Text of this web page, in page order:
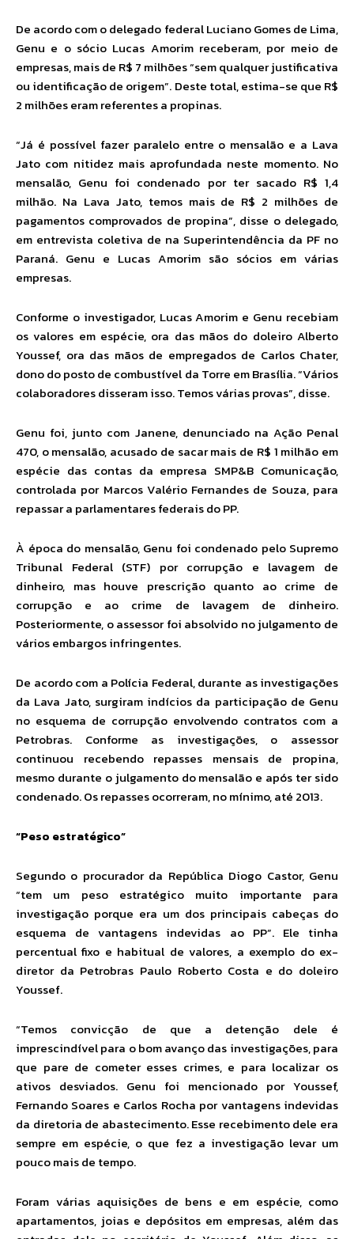
De acordo com o delegado federal Luciano Gomes de Lima,
Genu e o sócio Lucas Amorim receberam, por meio de
empresas, mais de R$ 7 milhões “sem qualquer justificativa
ou identificação de origem”. Deste total, estima-se que R$
2 milhões eram referentes a propinas.
“Já é possível fazer paralelo entre o mensalão e a Lava
Jato com nitidez mais aprofundada neste momento. No
mensalão, Genu foi condenado por ter sacado R$ 1,4
milhão. Na Lava Jato, temos mais de R$ 2 milhões de
pagamentos comprovados de propina”, disse o delegado,
em entrevista coletiva de na Superintendência da PF no
Paraná. Genu e Lucas Amorim são sócios em várias
empresas.
Conforme o investigador, Lucas Amorim e Genu recebiam
os valores em espécie, ora das mãos do doleiro Alberto
Youssef, ora das mãos de empregados de Carlos Chater,
dono do posto de combustível da Torre em Brasília. “Vários
colaboradores disseram isso. Temos várias provas”, disse.
Genu foi, junto com Janene, denunciado na Ação Penal
470, o mensalão, acusado de sacar mais de R$ 1 milhão em
espécie das contas da empresa SMP&B Comunicação,
controlada por Marcos Valério Fernandes de Souza, para
repassar a parlamentares federais do PP.
À época do mensalão, Genu foi condenado pelo Supremo
Tribunal Federal (STF) por corrupção e lavagem de
dinheiro, mas houve prescrição quanto ao crime de
corrupção e ao crime de lavagem de dinheiro.
Posteriormente, o assessor foi absolvido no julgamento de
vários embargos infringentes.
De acordo com a Polícia Federal, durante as investigações
da Lava Jato, surgiram indícios da participação de Genu
no esquema de corrupção envolvendo contratos com a
Petrobras. Conforme as investigações, o assessor
continuou recebendo repasses mensais de propina,
mesmo durante o julgamento do mensalão e após ter sido
condenado. Os repasses ocorreram, no mínimo, até 2013.
“Peso estratégico”
Segundo o procurador da República Diogo Castor, Genu
“tem um peso estratégico muito importante para
investigação porque era um dos principais cabeças do
esquema de vantagens indevidas ao PP”. Ele tinha
percentual fixo e habitual de valores, a exemplo do ex-
diretor da Petrobras Paulo Roberto Costa e do doleiro
Youssef.
“Temos convicção de que a detenção dele é
imprescindível para o bom avanço das investigações, para
que pare de cometer esses crimes, e para localizar os
ativos desviados. Genu foi mencionado por Youssef,
Fernando Soares e Carlos Rocha por vantagens indevidas
da diretoria de abastecimento. Esse recebimento dele era
sempre em espécie, o que fez a investigação levar um
pouco mais de tempo.
Foram várias aquisições de bens e em espécie, como
apartamentos, joias e depósitos em empresas, além das